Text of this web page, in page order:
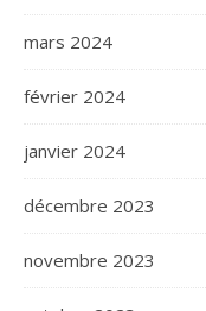
mars 2024
février 2024
janvier 2024
décembre 2023
novembre 2023